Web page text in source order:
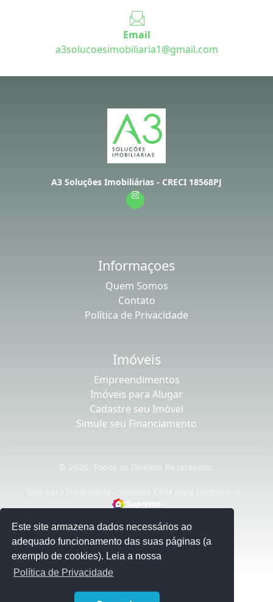
Este site armazena dados necessários ao
adequado funcionamento das suas páginas (a
exemplo de cookies). Leia a nossa
Política de Privacidade
Email
a3solucoesimobiliaria1@gmail.com
A3 Soluções Imobiliárias - CRECI 18568PJ
Informaçoes
Quem Somos
Contato
Política de Privacidade
Imóveis
Empreendimentos
Imóveis para Alugar
Cadastre seu Imóvel
Simule seu Financiamento
© 2026. Todos os Direitos Reservados.
- -